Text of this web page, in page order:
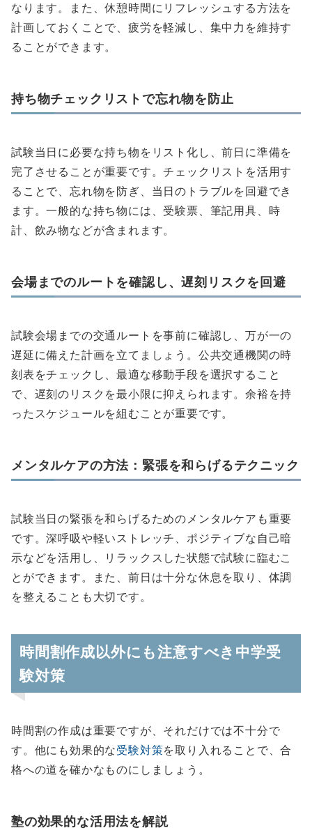
なります。また、休憩時間にリフレッシュする方法を
計画しておくことで、疲労を軽減し、集中力を維持す
ることができます。
持ち物チェックリストで忘れ物を防止
試験当日に必要な持ち物をリスト化し、前日に準備を
完了させることが重要です。チェックリストを活用す
ることで、忘れ物を防ぎ、当日のトラブルを回避でき
ます。一般的な持ち物には、受験票、筆記用具、時
計、飲み物などが含まれます。
会場までのルートを確認し、遅刻リスクを回避
試験会場までの交通ルートを事前に確認し、万が一の
遅延に備えた計画を立てましょう。公共交通機関の時
刻表をチェックし、最適な移動手段を選択すること
で、遅刻のリスクを最小限に抑えられます。余裕を持
ったスケジュールを組むことが重要です。
メンタルケアの方法：緊張を和らげるテクニック
試験当日の緊張を和らげるためのメンタルケアも重要
です。深呼吸や軽いストレッチ、ポジティブな自己暗
示などを活用し、リラックスした状態で試験に臨むこ
とができます。また、前日は十分な休息を取り、体調
を整えることも大切です。
時間割作成以外にも注意すべき中学受
験対策
時間割の作成は重要ですが、それだけでは不十分で
す。他にも効果的な受験対策を取り入れることで、合
格への道を確かなものにしましょう。
塾の効果的な活用法を解説